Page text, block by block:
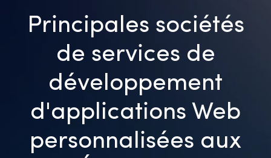
Principales sociétés
de services de
développement
d'applications Web
personnalisées aux